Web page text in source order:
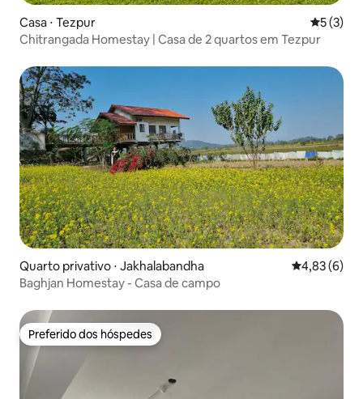
Casa ⋅ Tezpur 5 de
5 (3)
Chitrangada Homestay | Casa de 2 quartos em Tezpur
Quarto privativo ⋅ Jakhalabandha 4,83 de uma
4,83 (6)
Baghjan Homestay - Casa de campo
Preferido dos hóspedes
Preferido dos hóspedes